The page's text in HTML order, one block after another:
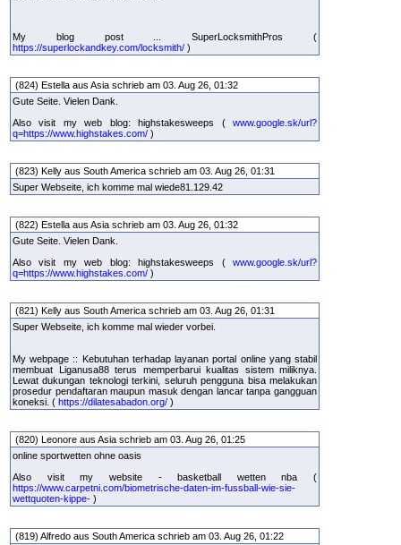
My blog post ... SuperLocksmithPros (
https://superlockandkey.com/locksmith/ )
(824) Estella aus Asia schrieb am 03. Aug 26, 01:32
Gute Seite. Vielen Dank.
Also visit my web blog: highstakesweeps ( www.google.sk/url?
q=https://www.highstakes.com/ )
(823) Kelly aus South America schrieb am 03. Aug 26, 01:31
Super Webseite, ich komme mal wiede81.129.42
(822) Estella aus Asia schrieb am 03. Aug 26, 01:32
Gute Seite. Vielen Dank.
Also visit my web blog: highstakesweeps ( www.google.sk/url?
q=https://www.highstakes.com/ )
(821) Kelly aus South America schrieb am 03. Aug 26, 01:31
Super Webseite, ich komme mal wieder vorbei.
My webpage :: Kebutuhan terhadap layanan portal online yang stabil
membuat Liganusa88 terus memperbarui kualitas sistem miliknya.
Lewat dukungan teknologi terkini, seluruh pengguna bisa melakukan
prosedur pendaftaran maupun masuk dengan lancar tanpa gangguan
koneksi. ( https://dilatesabadon.org/ )
(820) Leonore aus Asia schrieb am 03. Aug 26, 01:25
online sportwetten ohne oasis
Also visit my website - basketball wetten nba (
https://www.carpetni.com/biometrische-daten-im-fussball-wie-sie-
wettquoten-kippe- )
(819) Alfredo aus South America schrieb am 03. Aug 26, 01:22